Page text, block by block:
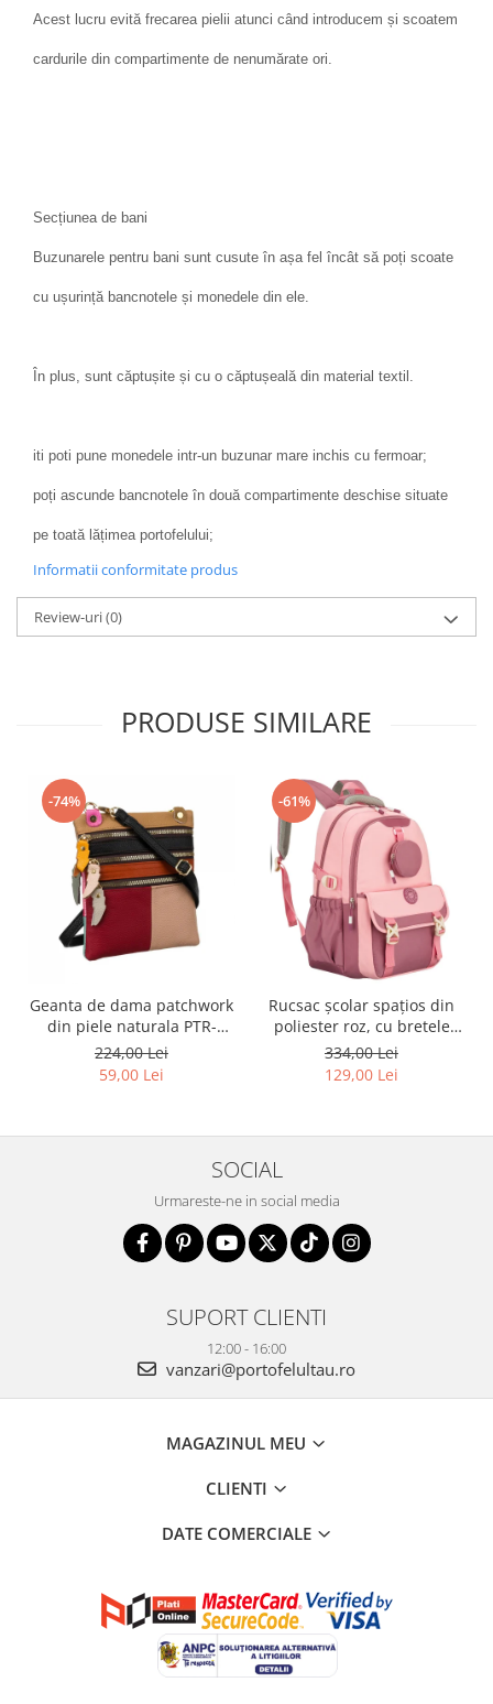
Acest lucru evită frecarea pielii atunci când introducem și scoatem
cardurile din compartimente de nenumărate ori.
Secțiunea de bani
Buzunarele pentru bani sunt cusute în așa fel încât să poți scoate
cu ușurință bancnotele și monedele din ele.
În plus, sunt căptușite și cu o căptușeală din material textil.
iti poti pune monedele intr-un buzunar mare inchis cu fermoar;
poți ascunde bancnotele în două compartimente deschise situate
pe toată lățimea portofelului;
Informatii conformitate produs
Review-uri(0)
PRODUSE SIMILARE
-74%
Geanta de dama patchwork
din piele naturala PTR-
1718-SKL-6922 MULTI
224,00 Lei
59,00 Lei
-61%
Rucsac școlar spațios din
poliester roz, cu bretele
reglabile - Peterson PTR-
PTN 8610-1327 PINK
334,00 Lei
129,00 Lei
SOCIAL
Urmareste-ne in social media
SUPORT CLIENTI
12:00 - 16:00
vanzari@portofelultau.ro
MAGAZINUL MEU
CLIENTI
DATE COMERCIALE